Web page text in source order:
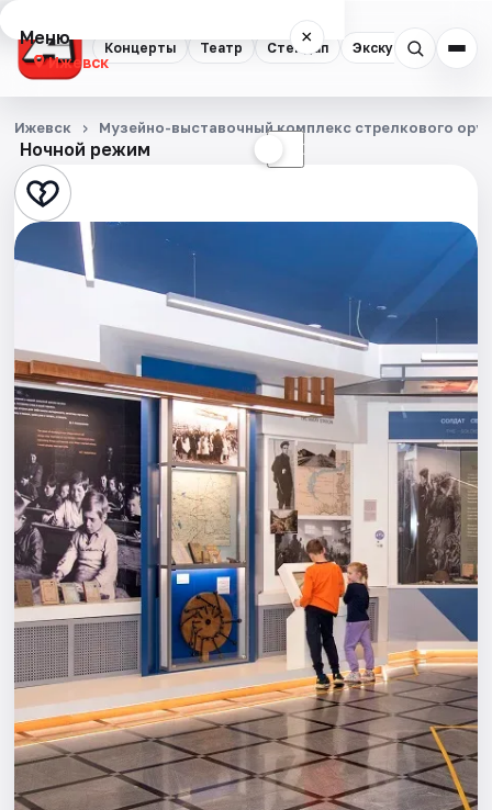
Концерты Театр Стендап Экскурсии
Меню ×
Ижевск
Концерты
Театр
Стендап
Экскурсии
События
Города
Площадки
Артисты
Рейтинги
Ночной режим ☾
Ижевск Музейно-выставочный комплекс стрелкового